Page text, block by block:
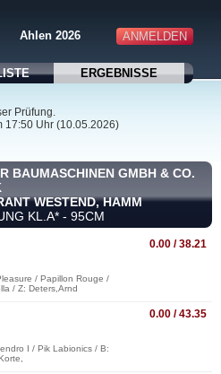
ANMELDEN
Ahlen 2026
ERGEBNISSE
Prüfung.
17:50 Uhr (10.05.2026)
BAUMASCHINEN GMBH & CO.
WESTEND, HAMM
KL.A* - 95CM
0.00 / 38.21
/ Papillon Rouge /
/ Z: Deters,Arnd
0.00 / 43.35
I / Pik Labionics / B: